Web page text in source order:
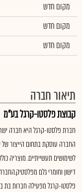
מקום חדש
מקום חדש
מקום חדש
תיאור חברה
קבוצת פלסטו-קרגל בע"מ
החברה עוסקת בתחום הייצור של
דישון וחומרי גלם
פלסטו-קרגל מפעילה חברות בת